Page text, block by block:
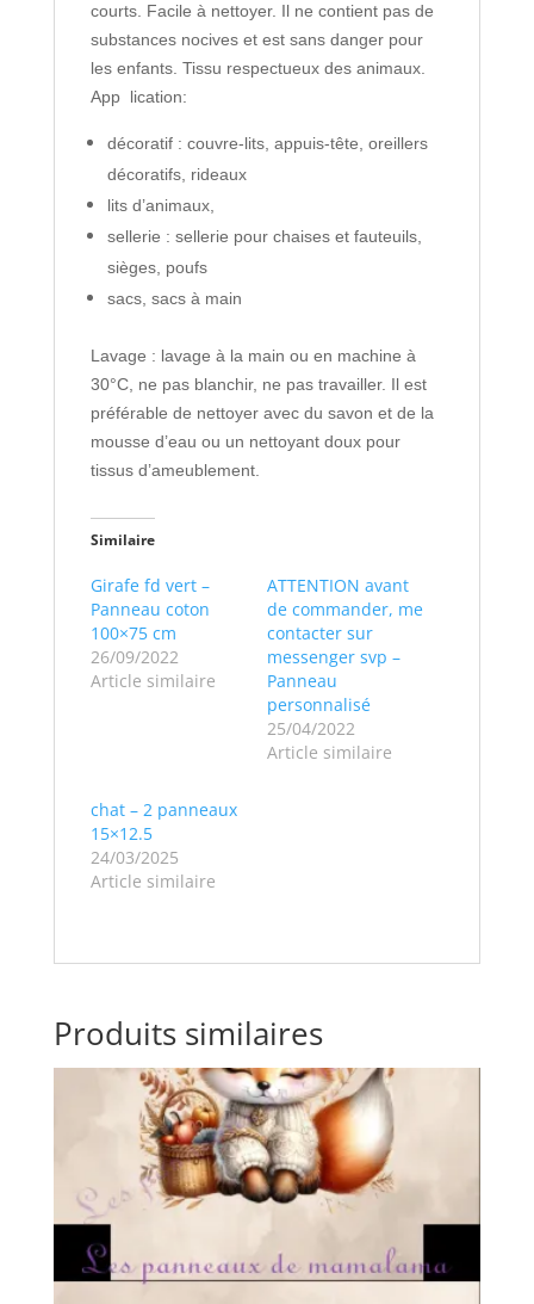
courts. Facile à nettoyer. Il ne contient pas de
substances nocives et est sans danger pour
les enfants. Tissu respectueux des animaux.
App lication:
décoratif : couvre-lits, appuis-tête, oreillers
décoratifs, rideaux
lits d’animaux,
sellerie : sellerie pour chaises et fauteuils,
sièges, poufs
sacs, sacs à main
Lavage : lavage à la main ou en machine à
30°C, ne pas blanchir, ne pas travailler. Il est
préférable de nettoyer avec du savon et de la
mousse d’eau ou un nettoyant doux pour
tissus d’ameublement.
Similaire
Girafe fd vert –
Panneau coton
100×75 cm
26/09/2022
Article similaire
ATTENTION avant
de commander, me
contacter sur
messenger svp –
Panneau
personnalisé
25/04/2022
Article similaire
chat – 2 panneaux
15×12.5
24/03/2025
Article similaire
Produits similaires